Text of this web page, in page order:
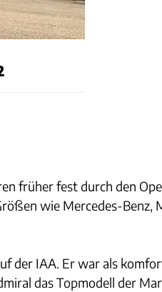
2
früher fest durch den
wie Mercedes-
der IAA. Er war als
das Topmodell der